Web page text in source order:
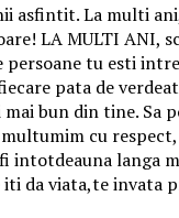
asfintit. La multi
LA MULTI ANI,
tu esti
pata de
bun din tine.
cu
intotdeauna langa
da viata,te